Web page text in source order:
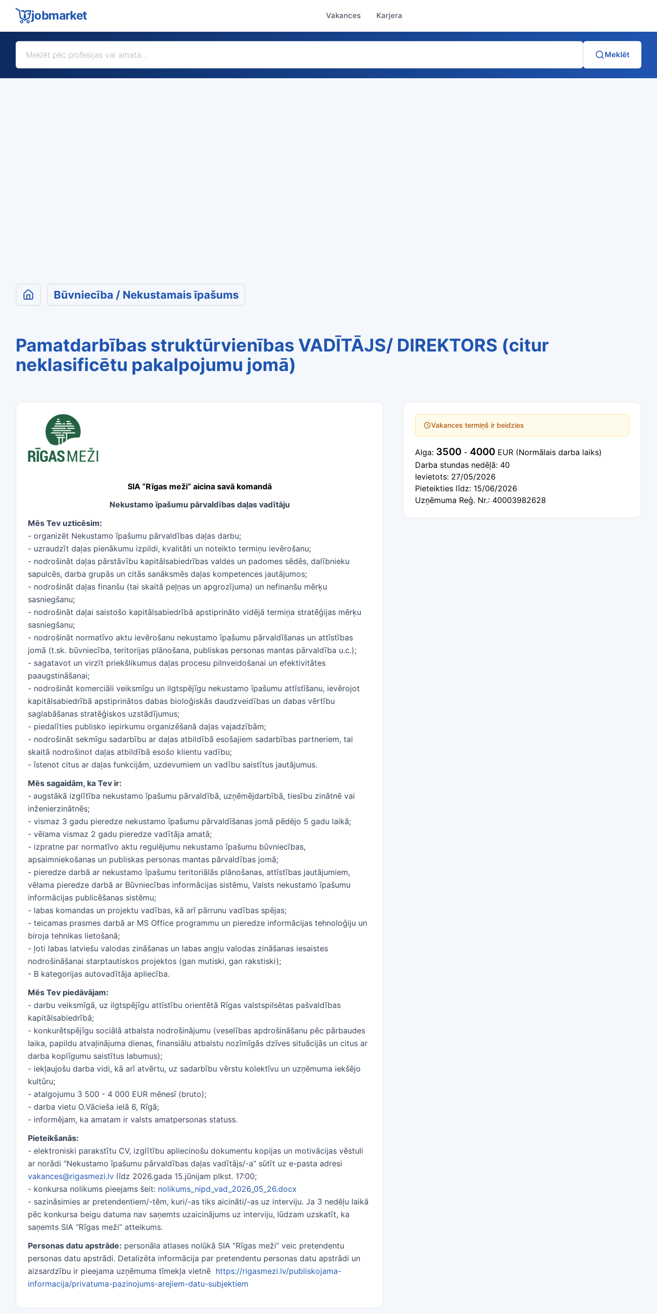
jobmarket Vakances Karjera
Meklēt
Būvniecība / Nekustamais īpašums
Pamatdarbības struktūrvienības VADĪTĀJS/ DIREKTORS (citur
neklasificētu pakalpojumu jomā)
SIA “Rīgas meži” aicina savā komandā
Nekustamo īpašumu pārvaldības daļas vadītāju
Mēs Tev uzticēsim:
- organizēt Nekustamo īpašumu pārvaldības daļas darbu;
- uzraudzīt daļas pienākumu izpildi, kvalitāti un noteikto termiņu ievērošanu;
- nodrošināt daļas pārstāvību kapitālsabiedrības valdes un padomes sēdēs, dalībnieku
sapulcēs, darba grupās un citās sanāksmēs daļas kompetences jautājumos;
- nodrošināt daļas finanšu (tai skaitā peļņas un apgrozījuma) un nefinanšu mērķu
sasniegšanu;
- nodrošināt daļai saistošo kapitālsabiedrībā apstiprināto vidējā termiņa stratēģijas mērķu
sasniegšanu;
- nodrošināt normatīvo aktu ievērošanu nekustamo īpašumu pārvaldīšanas un attīstības
jomā (t.sk. būvniecība, teritorijas plānošana, publiskas personas mantas pārvaldība u.c.);
- sagatavot un virzīt priekšlikumus daļas procesu pilnveidošanai un efektivitātes
paaugstināšanai;
- nodrošināt komerciāli veiksmīgu un ilgtspējīgu nekustamo īpašumu attīstīšanu, ievērojot
kapitālsabiedrībā apstiprinātos dabas bioloģiskās daudzveidības un dabas vērtību
saglabāšanas stratēģiskos uzstādījumus;
- piedalīties publisko iepirkumu organizēšanā daļas vajadzībām;
- nodrošināt sekmīgu sadarbību ar daļas atbildībā esošajiem sadarbības partneriem, tai
skaitā nodrošinot daļas atbildībā esošo klientu vadību;
- īstenot citus ar daļas funkcijām, uzdevumiem un vadību saistītus jautājumus.
Mēs sagaidām, ka Tev ir:
- augstākā izglītība nekustamo īpašumu pārvaldībā, uzņēmējdarbībā, tiesību zinātnē vai
inženierzinātnēs;
- vismaz 3 gadu pieredze nekustamo īpašumu pārvaldīšanas jomā pēdējo 5 gadu laikā;
- vēlama vismaz 2 gadu pieredze vadītāja amatā;
- izpratne par normatīvo aktu regulējumu nekustamo īpašumu būvniecības,
apsaimniekošanas un publiskas personas mantas pārvaldības jomā;
- pieredze darbā ar nekustamo īpašumu teritoriālās plānošanas, attīstības jautājumiem,
vēlama pieredze darbā ar Būvniecības informācijas sistēmu, Valsts nekustamo īpašumu
informācijas publicēšanas sistēmu;
- labas komandas un projektu vadības, kā arī pārrunu vadības spējas;
- teicamas prasmes darbā ar MS Office programmu un pieredze informācijas tehnoloģiju un
biroja tehnikas lietošanā;
- ļoti labas latviešu valodas zināšanas un labas angļu valodas zināšanas iesaistes
nodrošināšanai starptautiskos projektos (gan mutiski, gan rakstiski);
- B kategorijas autovadītāja apliecība.
Mēs Tev piedāvājam:
- darbu veiksmīgā, uz ilgtspējīgu attīstību orientētā Rīgas valstspilsētas pašvaldības
kapitālsabiedrībā;
- konkurētspējīgu sociālā atbalsta nodrošinājumu (veselības apdrošināšanu pēc pārbaudes
laika, papildu atvaļinājuma dienas, finansiālu atbalstu nozīmīgās dzīves situācijās un citus ar
darba koplīgumu saistītus labumus);
- iekļaujošu darba vidi, kā arī atvērtu, uz sadarbību vērstu kolektīvu un uzņēmuma iekšējo
kultūru;
- atalgojumu 3 500 - 4 000 EUR mēnesī (bruto);
- darba vietu O.Vācieša ielā 6, Rīgā;
- informējam, ka amatam ir valsts amatpersonas statuss.
Pieteikšanās:
- elektroniski parakstītu CV, izglītību apliecinošu dokumentu kopijas un motivācijas vēstuli
ar norādi “Nekustamo īpašumu pārvaldības daļas vadītājs/-a” sūtīt uz e-pasta adresi
vakances@rigasmezi.lv līdz 2026.gada 15.jūnijam plkst. 17:00;
- konkursa nolikums pieejams šeit: nolikums_nipd_vad_2026_05_26.docx
- sazināsimies ar pretendentiem/-tēm, kuri/-as tiks aicināti/-as uz interviju. Ja 3 nedēļu laikā
pēc konkursa beigu datuma nav saņemts uzaicinājums uz interviju, lūdzam uzskatīt, ka
saņemts SIA “Rīgas meži” atteikums.
Personas datu apstrāde: personāla atlases nolūkā SIA “Rīgas meži” veic pretendentu
personas datu apstrādi. Detalizēta informācija par pretendentu personas datu apstrādi un
aizsardzību ir pieejama uzņēmuma tīmekļa vietnē https://rigasmezi.lv/publiskojama-
informacija/privatuma-pazinojums-arejiem-datu-subjektiem
Vakances termiņš ir beidzies
Alga: 3500 - 4000 EUR (Normālais darba laiks)
Darba stundas nedēļā: 40
Ievietots: 27/05/2026
Pieteikties līdz: 15/06/2026
Uzņēmuma Reģ. Nr.: 40003982628